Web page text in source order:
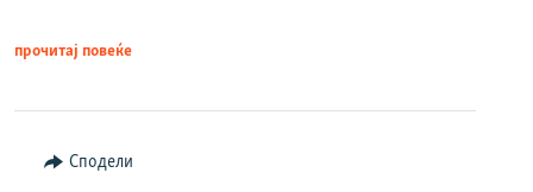
прочитај повеќе
Сподели